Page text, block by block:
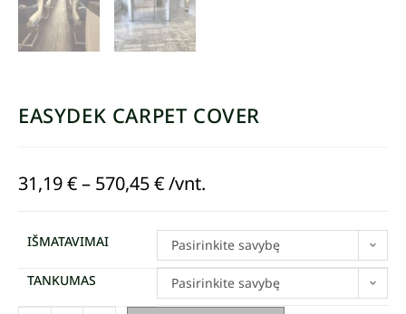
EASYDEK CARPET COVER
31,19€– 570,45€/vnt.
IŠMATAVIMAI Pasirinkite savybę
TANKUMAS Pasirinkite savybę